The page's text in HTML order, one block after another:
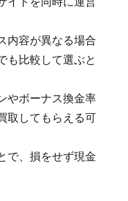
内容が異なる場合
も比較して選ぶと
やボーナス換金率
取してもらえる可
で、損をせず現金